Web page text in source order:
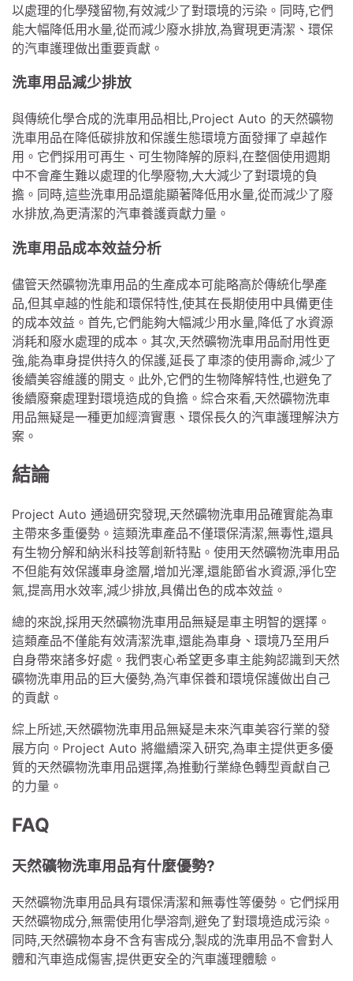
以處理的化學殘留物,有效減少了對環境的污染。同時,它們
能大幅降低用水量,從而減少廢水排放,為實現更清潔、環保
的汽車護理做出重要貢獻。
洗車用品減少排放
與傳統化學合成的洗車用品相比,Project Auto 的天然礦物
洗車用品在降低碳排放和保護生態環境方面發揮了卓越作
用。它們採用可再生、可生物降解的原料,在整個使用週期
中不會產生難以處理的化學廢物,大大減少了對環境的負
擔。同時,這些洗車用品還能顯著降低用水量,從而減少了廢
水排放,為更清潔的汽車養護貢獻力量。
洗車用品成本效益分析
儘管天然礦物洗車用品的生產成本可能略高於傳統化學產
品,但其卓越的性能和環保特性,使其在長期使用中具備更佳
的成本效益。首先,它們能夠大幅減少用水量,降低了水資源
消耗和廢水處理的成本。其次,天然礦物洗車用品耐用性更
強,能為車身提供持久的保護,延長了車漆的使用壽命,減少了
後續美容維護的開支。此外,它們的生物降解特性,也避免了
後續廢棄處理對環境造成的負擔。綜合來看,天然礦物洗車
用品無疑是一種更加經濟實惠、環保長久的汽車護理解決方
案。
結論
Project Auto 通過研究發現,天然礦物洗車用品確實能為車
主帶來多重優勢。這類洗車產品不僅環保清潔,無毒性,還具
有生物分解和納米科技等創新特點。使用天然礦物洗車用品
不但能有效保護車身塗層,增加光澤,還能節省水資源,淨化空
氣,提高用水效率,減少排放,具備出色的成本效益。
總的來說,採用天然礦物洗車用品無疑是車主明智的選擇。
這類產品不僅能有效清潔洗車,還能為車身、環境乃至用戶
自身帶來諸多好處。我們衷心希望更多車主能夠認識到天然
礦物洗車用品的巨大優勢,為汽車保養和環境保護做出自己
的貢獻。
綜上所述,天然礦物洗車用品無疑是未來汽車美容行業的發
展方向。Project Auto 將繼續深入研究,為車主提供更多優
質的天然礦物洗車用品選擇,為推動行業綠色轉型貢獻自己
的力量。
FAQ
天然礦物洗車用品有什麼優勢?
天然礦物洗車用品具有環保清潔和無毒性等優勢。它們採用
天然礦物成分,無需使用化學溶劑,避免了對環境造成污染。
同時,天然礦物本身不含有害成分,製成的洗車用品不會對人
體和汽車造成傷害,提供更安全的汽車護理體驗。